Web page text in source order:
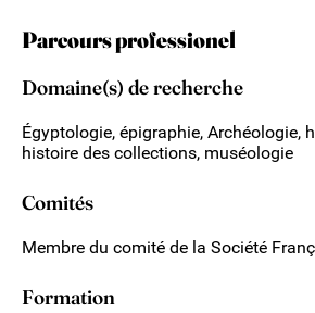
Parcours professionel
Domaine(s) de recherche
Égyptologie, épigraphie, Archéologie,
histoire des collections, muséologie
Comités
Membre du comité de la Société
Formation